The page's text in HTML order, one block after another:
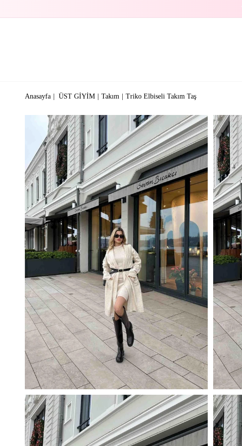
Anasayfa ÜST GİYİM Takım Triko Elbiseli Takım Taş